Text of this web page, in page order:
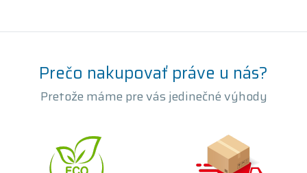
Prečo nakupovať práve u nás?
Pretože máme pre vás jedinečné výhody